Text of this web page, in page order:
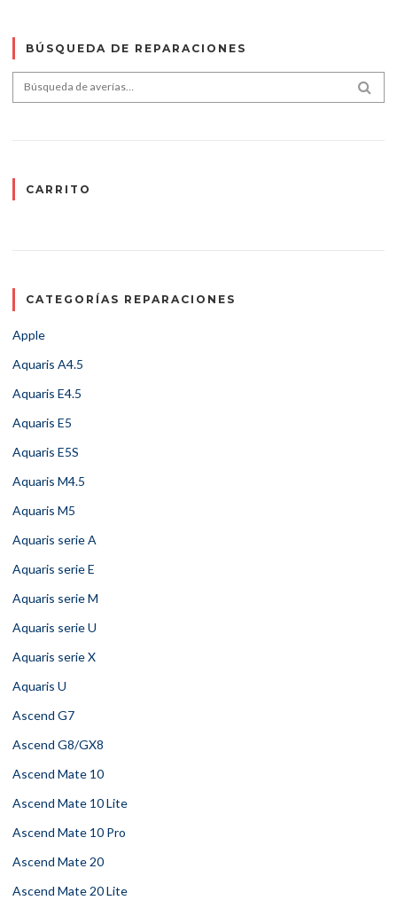
BÚSQUEDA DE REPARACIONES
Search for:
CARRITO
CATEGORÍAS REPARACIONES
Apple
Aquaris A4.5
Aquaris E4.5
Aquaris E5
Aquaris E5S
Aquaris M4.5
Aquaris M5
Aquaris serie A
Aquaris serie E
Aquaris serie M
Aquaris serie U
Aquaris serie X
Aquaris U
Ascend G7
Ascend G8/GX8
Ascend Mate 10
Ascend Mate 10 Lite
Ascend Mate 10 Pro
Ascend Mate 20
Ascend Mate 20 Lite